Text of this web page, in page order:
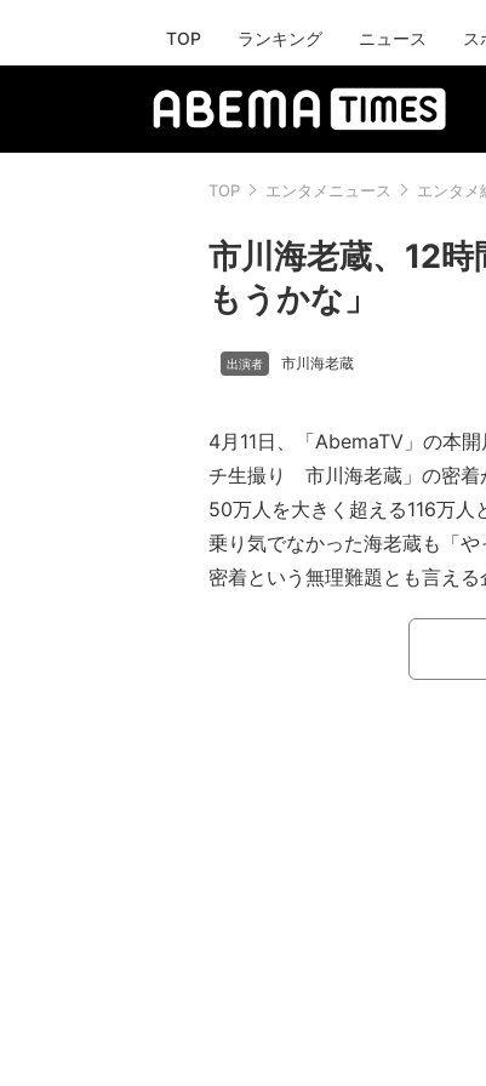
TOP ランキング ニュース ス
TOP エンタメニュース エンタメ
市川海老蔵、12
もうかな」
市川海老蔵
4月11日、「AbemaTV」の本
チ生撮り 市川海老蔵」の密着
50万人を大きく超える116万人
乗り気でなかった海老蔵も「
密着という無理難題とも言え
海老蔵は116万人という結果に
生放送ができたことについて